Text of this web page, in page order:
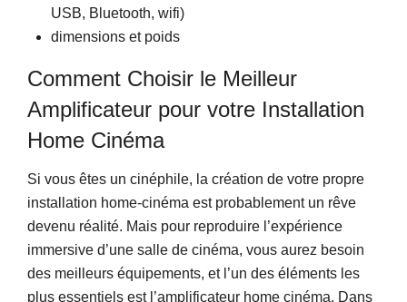
USB, Bluetooth, wifi)
dimensions et poids
Comment Choisir le Meilleur
Amplificateur pour votre Installation
Home Cinéma
Si vous êtes un cinéphile, la création de votre propre
installation home-cinéma est probablement un rêve
devenu réalité. Mais pour reproduire l’expérience
immersive d’une salle de cinéma, vous aurez besoin
des meilleurs équipements, et l’un des éléments les
plus essentiels est l’amplificateur home cinéma. Dans